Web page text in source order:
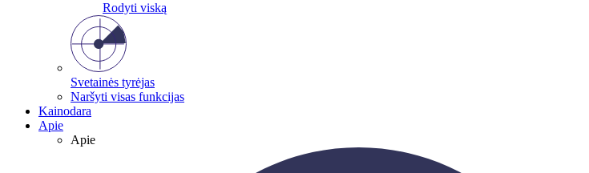
Rodyti viską
Svetainės tyrėjas
Naršyti visas funkcijas
Kainodara
Apie
Apie